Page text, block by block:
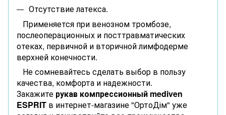
Отсутствие латекса.
Применяется при венозном тромбозе,
послеоперационных и посттравматических
отеках, первичной и вторичной лимфодерме
верхней конечности.
Не сомневайтесь сделать выбор в пользу
качества, комфорта и надежности.
Закажите рукав компрессионный mediven
ESPRIT в интернет-магазине "ОртоДім" уже